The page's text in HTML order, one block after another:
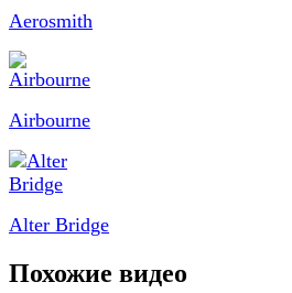
Aerosmith
Airbourne
Alter Bridge
Похожие видео